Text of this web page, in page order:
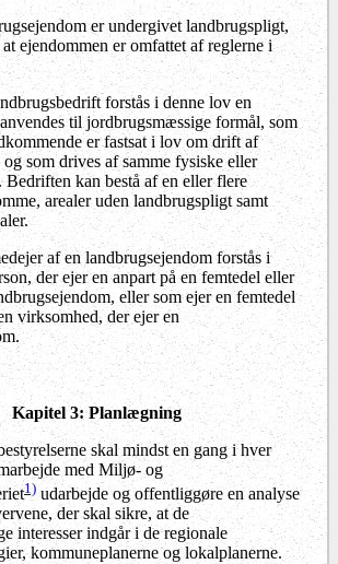
er undergivet landbrugspligt,
ejendommen er omfattet af reglerne i
forstås i denne lov en
til jordbrugsmæssige formål, som
er fastsat i lov om drift af
som drives af samme fysiske eller
Bedriften kan bestå af en eller flere
arealer uden landbrugspligt samt
af en landbrugsejendom forstås i
der ejer en anpart på en femtedel eller
eller som ejer en femtedel
virksomhed, der ejer en
Kapitel 3: Planlægning
skal mindst en gang i hver
med Miljø- og
1)udarbejde og offentliggøre en analyse
der skal sikre, at de
interesser indgår i de regionale
kommuneplanerne og lokalplanerne.